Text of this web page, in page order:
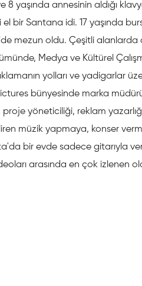
8 yaşında annesinin aldığı
bir Santana idi. 17 yaşında
mezun oldu. Çeşitli alanlarda
Medya ve Kültürel
yolları ve yadigarlar
bünyesinde marka
proje yöneticiliği, reklam
müzik yapmaya, konser
bir evde sadece gitarıyla
arasında en çok izlenen